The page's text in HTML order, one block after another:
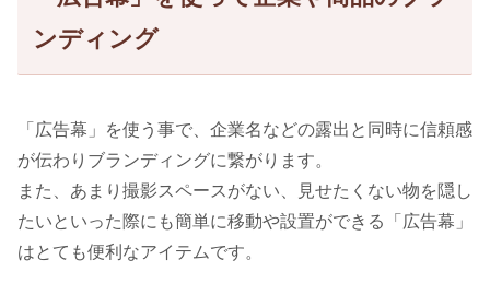
ンディング
「広告幕」を使う事で、企業名などの露出と同時に信頼感
が伝わりブランディングに繋がります。
また、あまり撮影スペースがない、見せたくない物を隠し
たいといった際にも簡単に移動や設置ができる「広告幕」
はとても便利なアイテムです。